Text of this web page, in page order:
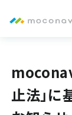
止法」